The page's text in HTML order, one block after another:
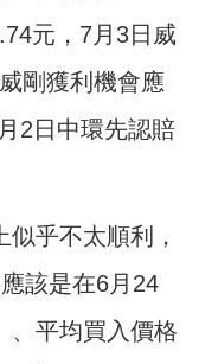
元，7月3日威
剛獲利機會應
2日中環先認賠
乎不太順利，
該是在6月24
、平均買入價格